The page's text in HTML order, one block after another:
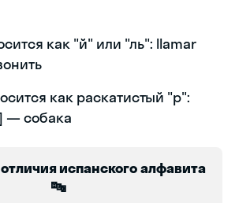
как "й" или "ль": llamar
как раскатистый "р":
— собака
испанского алфавита
🔤